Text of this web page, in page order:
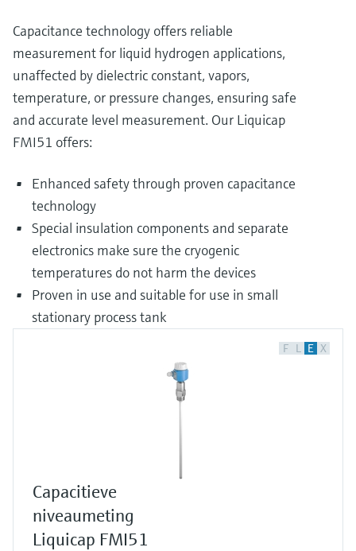
Capacitance technology offers reliable
measurement for liquid hydrogen applications,
unaffected by dielectric constant, vapors,
temperature, or pressure changes, ensuring safe
and accurate level measurement. Our Liquicap
FMI51 offers:
Enhanced safety through proven capacitance
technology
Special insulation components and separate
electronics make sure the cryogenic
temperatures do not harm the devices
Proven in use and suitable for use in small
stationary process tank
F L E X
Capacitieve
niveaumeting
Liquicap FMI51